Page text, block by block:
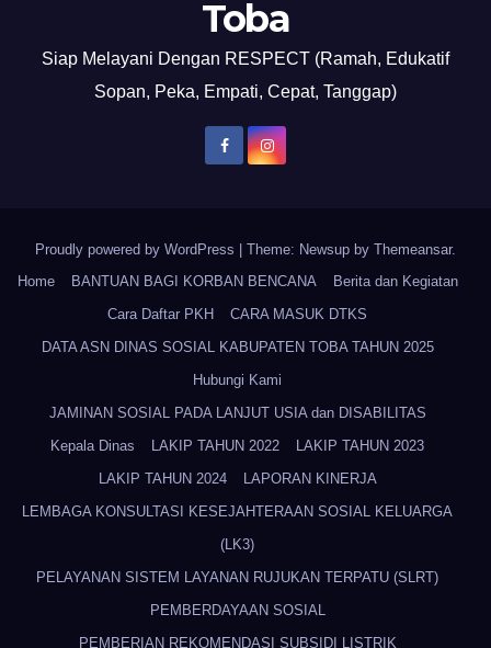
Toba
Siap Melayani Dengan RESPECT (Ramah, Edukatif
Sopan, Peka, Empati, Cepat, Tanggap)
Proudly powered by WordPress Theme: Newsup by Themeansar.
Home
BANTUAN BAGI KORBAN BENCANA
Berita dan Kegiatan
Cara Daftar PKH
CARA MASUK DTKS
DATA ASN DINAS SOSIAL KABUPATEN TOBA TAHUN 2025
Hubungi Kami
JAMINAN SOSIAL PADA LANJUT USIA dan DISABILITAS
Kepala Dinas
LAKIP TAHUN 2022
LAKIP TAHUN 2023
LAKIP TAHUN 2024
LAPORAN KINERJA
LEMBAGA KONSULTASI KESEJAHTERAAN SOSIAL KELUARGA
(LK3)
PELAYANAN SISTEM LAYANAN RUJUKAN TERPATU (SLRT)
PEMBERDAYAAN SOSIAL
PEMBERIAN REKOMENDASI SUBSIDI LISTRIK